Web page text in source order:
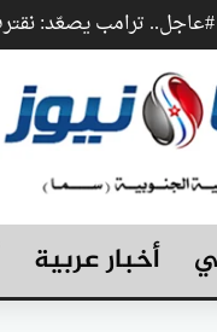
#عاجل.. ترامب يصعّد:
أخبار عربية